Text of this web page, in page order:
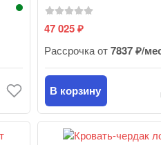
47 025₽
Рассрочка от7837 ₽/
В корзину